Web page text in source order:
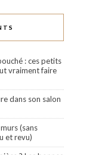
: ces petits
vraiment faire
dans son salon
(sans
et revu)